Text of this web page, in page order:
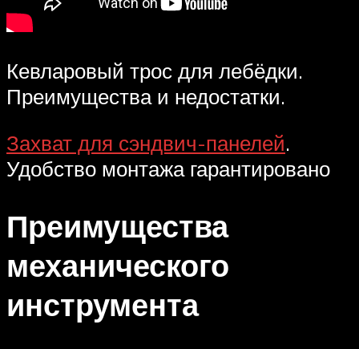
Кевларовый трос для лебёдки.
Преимущества и недостатки.
Захват для сэндвич-панелей.
Удобство монтажа гарантировано
Преимущества
механического
инструмента